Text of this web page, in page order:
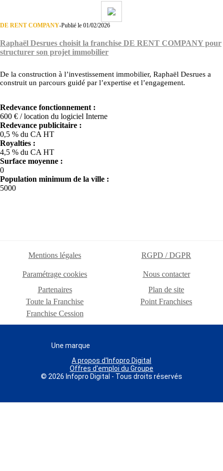
DE RENT COMPANY-Publié le 01/02/2026
Raphaël Desrues choisit la franchise DE RENT COMPANY pour
structurer son projet immobilier
De la construction à l’investissement immobilier, Raphaël Desrues a
construit un parcours guidé par l’expertise et l’engagement.
Redevance fonctionnement :
600 € / location du logiciel Interne
Redevance publicitaire :
0,5 % du CA HT
Royalties :
4,5 % du CA HT
Surface moyenne :
0
Population minimum de la ville :
5000
Mentions légales RGPD / DGPR
Paramétrage cookies
Nous contacter
Partenaires
Plan de site
Toute la Franchise
Point Franchises
Franchise Cession
Une marque
A propos d'Infopro Digital
Offres d'emploi du Groupe
© 2026 Infopro Digital - Tous droits réservés